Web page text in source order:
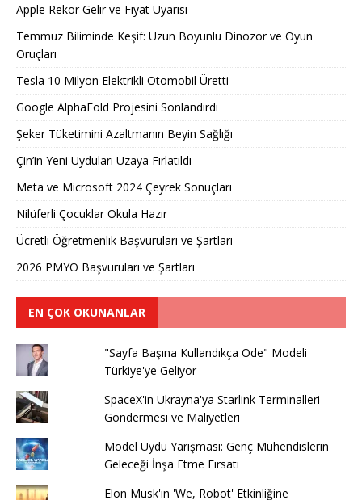
Apple Rekor Gelir ve Fiyat Uyarısı
Temmuz Biliminde Keşif: Uzun Boyunlu Dinozor ve Oyun
Oruçları
Tesla 10 Milyon Elektrikli Otomobil Üretti
Google AlphaFold Projesini Sonlandırdı
Şeker Tüketimini Azaltmanın Beyin Sağlığı
Çin’in Yeni Uyduları Uzaya Fırlatıldı
Meta ve Microsoft 2024 Çeyrek Sonuçları
Nilüferli Çocuklar Okula Hazır
Ücretli Öğretmenlik Başvuruları ve Şartları
2026 PMYO Başvuruları ve Şartları
EN ÇOK OKUNANLAR
"Sayfa Başına Kullandıkça Öde" Modeli
Türkiye'ye Geliyor
SpaceX'in Ukrayna'ya Starlink Terminalleri
Göndermesi ve Maliyetleri
Model Uydu Yarışması: Genç Mühendislerin
Geleceği İnşa Etme Fırsatı
Elon Musk'ın 'We, Robot' Etkinliğine